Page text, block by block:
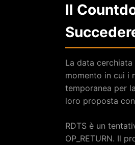
Il
La data cerchiata
momento in cui i
temporanea per
loro proposta
RDTS è un
OP_RETURN. Il